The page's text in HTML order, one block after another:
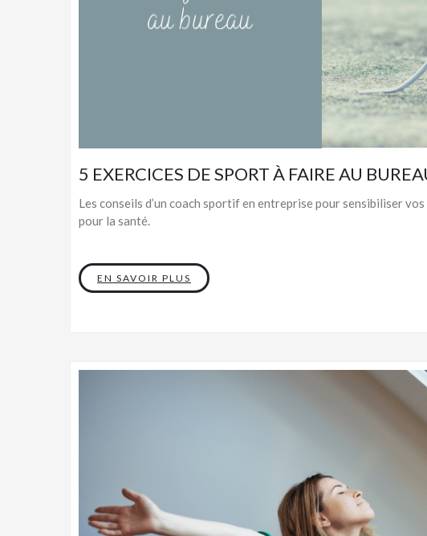
5 EXERCICES DE SPORT À FAIRE AU
Les conseils d’un coach sportif en entreprise pour sensibiliser
pour la santé.
EN SAVOIR PLUS